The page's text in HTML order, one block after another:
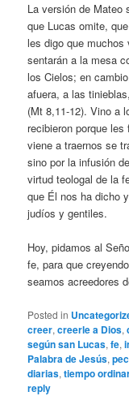
La versión de Mateo
que Lucas omite,
les digo que
sentarán a la mesa
los Cielos; en
afuera, a las
(Mt 8,11-12). Vino a
recibieron porque
viene a traernos se
sino por la infusión
virtud teologal de la
que Él nos ha dicho
judíos y gentiles.
Hoy, pidamos al
fe, para que
seamos acreedores
Posted in
creer,creerle a Dios,
según san Lucas,fe,
Palabra de Jesús,
diarias,tiempo
reply